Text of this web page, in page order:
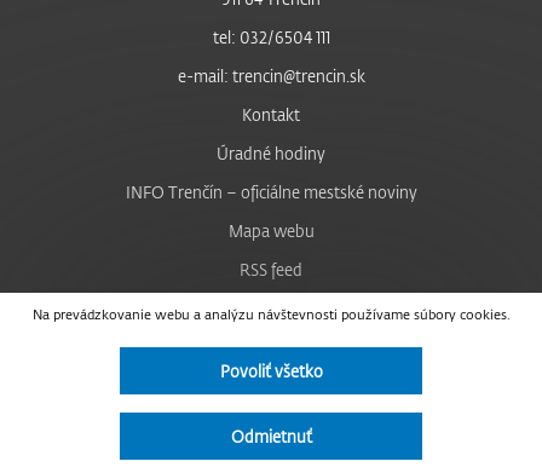
Na prevádzkovanie webu a analýzu návštevnosti používame súbory cookies.
Povoliť všetko
Odmietnuť
tel: 032/6504 111
e-mail: trencin@trencin.sk
Kontakt
Úradné hodiny
INFO Trenčín – oficiálne mestské noviny
Mapa webu
RSS feed
Nastavenie cookies
Facebook
Instagram
Vyhlásenie o prístupnosti